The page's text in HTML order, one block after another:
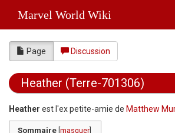
Marvel World Wiki
Page Discussion
Heather (Terre-701306)
Heather est l'ex petite-amie de Matthew
Sommaire[ masquer]